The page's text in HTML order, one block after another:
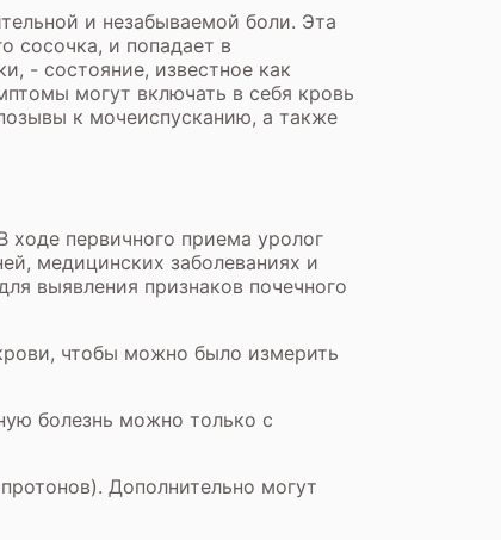
и незабываемой боли. Эта
сосочка, и попадает в
- состояние, известное как
могут включать в себя кровь
к мочеиспусканию, а также
первичного приема уролог
медицинских заболеваниях и
выявления признаков почечного
чтобы можно было измерить
болезнь можно только с
Дополнительно могут